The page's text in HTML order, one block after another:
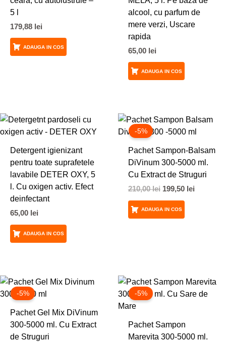
5 l
179,88 lei
ADAUGA IN COS
alcool, cu parfum de
mere verzi, Uscare
rapida
65,00 lei
ADAUGA IN COS
Detergent igienizant
pentru toate suprafetele
lavabile DETER OXY, 5
l. Cu oxigen activ. Efect
deinfectant
65,00 lei
ADAUGA IN COS
-5%
Pachet Sampon-Balsam
DiVinum 300-5000 ml.
Cu Extract de Struguri
210,00lei
Prețul
inițial
a
210,00 lei.
199,50 lei
Prețul
curent
este:
199,50
ADAUGA IN COS
-5%
Pachet Gel Mix DiVinum
300-5000 ml. Cu Extract
de Struguri
Prețul
inițial
a
fost:
210,00 lei.
Prețul
199,50 lei.
-5%
Pachet Sampon
Marevita 300-5000 ml.
Prețul
inițial
a
Prețul
curent
este: